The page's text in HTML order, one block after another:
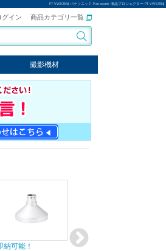
PT-VW535NJ パナソニック Panasonic 液晶プロジェクター PT-VW535NJ
グイン 商品カテゴリ一覧
撮影機材
ビデオライト
クールライト
LEDライト
スタンド
写真関連商品
スタジオセット商品
オプション
納可能！